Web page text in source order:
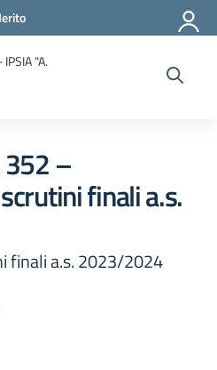
"A.
352 –
finali a.s.
finali a.s. 2023/2024